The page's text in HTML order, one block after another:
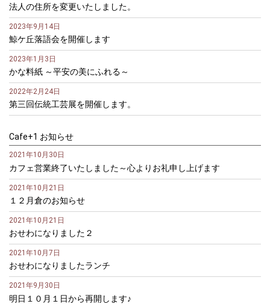
法人の住所を変更いたしました。
2023年9月14日
鯨ケ丘落語会を開催します
2023年1月3日
かな料紙 ～平安の美にふれる～
2022年2月24日
第三回伝統工芸展を開催します。
Cafe+1 お知らせ
2021年10月30日
カフェ営業終了いたしました～心よりお礼申し上げます
2021年10月21日
１２月倉のお知らせ
2021年10月21日
おせわになりました２
2021年10月7日
おせわになりましたランチ
2021年9月30日
明日１０月１日から再開します♪